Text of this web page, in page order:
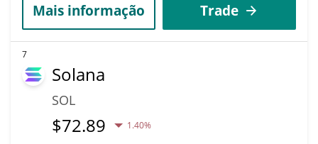
Mais informação Trade
7
Solana
SOL
$72.89 1.40%